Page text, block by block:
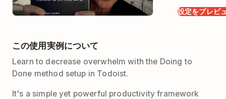
設定をプレビ
この使用実例について
Learn to decrease overwhelm with the Doing to
Done method setup in Todoist.
It's a simple yet powerful productivity framework